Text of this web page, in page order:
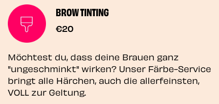
BROW TINTING
€20
Möchtest du, dass deine Brauen ganz
"ungeschminkt" wirken? Unser Färbe-Service
bringt alle Härchen, auch die allerfeinsten,
VOLL zur Geltung.